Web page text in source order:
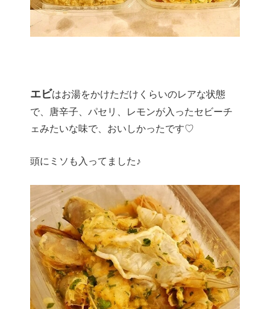
エビはお湯をかけただけくらいのレアな状態
で、唐辛子、パセリ、レモンが入ったセビーチ
ェみたいな味で、おいしかったです♡
頭にミソも入ってました♪